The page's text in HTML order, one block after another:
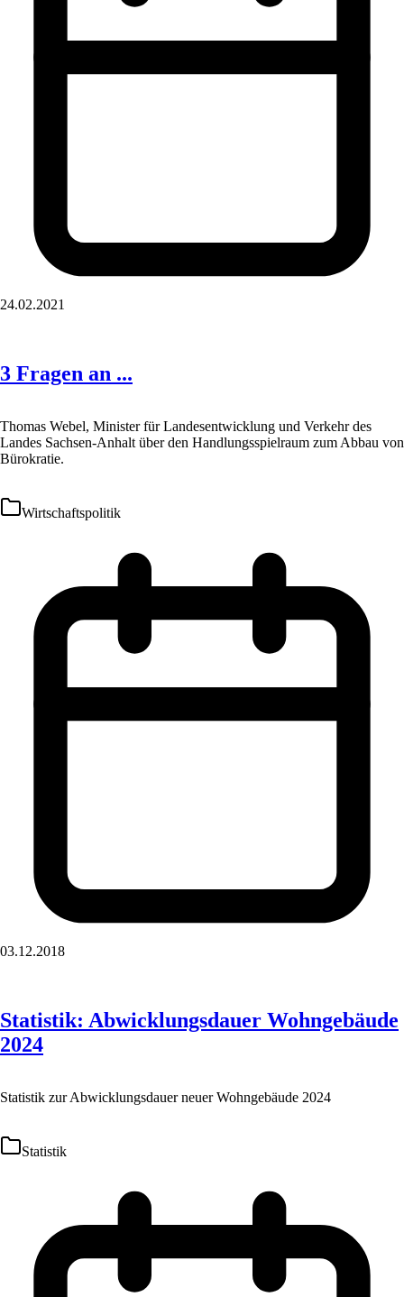
24.02.2021
3 Fragen an ...
Thomas Webel, Minister für Landesentwicklung und Verkehr des
Landes Sachsen-Anhalt über den Handlungsspielraum zum Abbau von
Bürokratie.
Wirtschaftspolitik
03.12.2018
Statistik: Abwicklungsdauer Wohngebäude
2024
Statistik zur Abwicklungsdauer neuer Wohngebäude 2024
Statistik